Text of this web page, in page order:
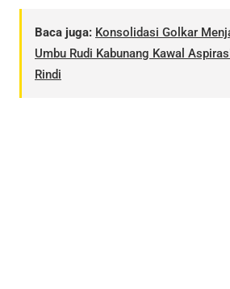
Baca juga: Konsolidasi Golkar
Umbu Rudi Kabunang Kawal
Rindi